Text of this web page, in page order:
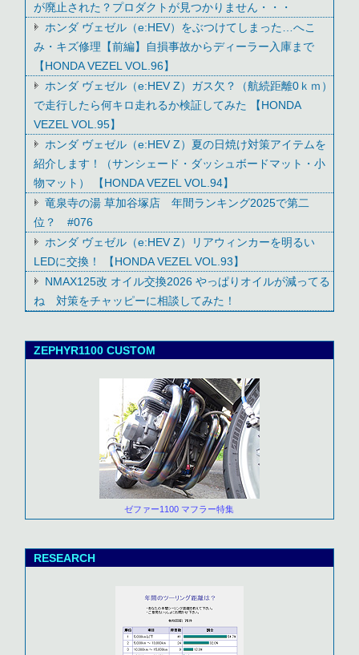
が廃止された？プロダクトが見つかりません・・・
ホンダ ヴェゼル（e:HEV）をぶつけてしまった…へこ
み・キズ修理【前編】自損事故からディーラー入庫まで
【HONDA VEZEL VOL.96】
ホンダ ヴェゼル（e:HEV Z）ガス欠？（航続距離0ｋｍ）
で走行したら何キロ走れるか検証してみた 【HONDA
VEZEL VOL.95】
ホンダ ヴェゼル（e:HEV Z）夏の日焼け対策アイテムを
紹介します！（サンシェード・ダッシュボードマット・小
物マット） 【HONDA VEZEL VOL.94】
竜泉寺の湯 草加谷塚店 年間ランキング2025で第二
位？ #076
ホンダ ヴェゼル（e:HEV Z）リアウィンカーを明るい
LEDに交換！ 【HONDA VEZEL VOL.93】
NMAX125改 オイル交換2026 やっぱりオイルが減ってる
ね 対策をチャッピーに相談してみた！
ZEPHYR1100 CUSTOM
ゼファー1100 マフラー特集
RESEARCH